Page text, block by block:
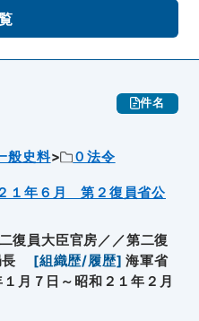
件名
般史料
０法令
１年６月 第２復員省公
復員大臣官房／／第二復
[組織歴/履歴] 海軍省
月７日～昭和２１年２月